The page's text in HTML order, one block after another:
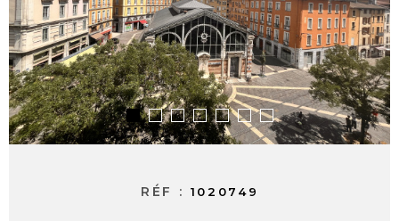
ALERTE E-
CONTACT
RÉF : 1020749